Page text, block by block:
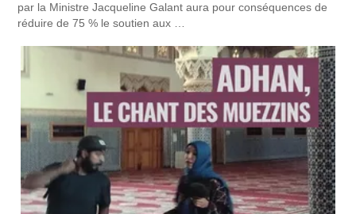
par la Ministre Jacqueline Galant aura pour conséquences de
réduire de 75 % le soutien aux …